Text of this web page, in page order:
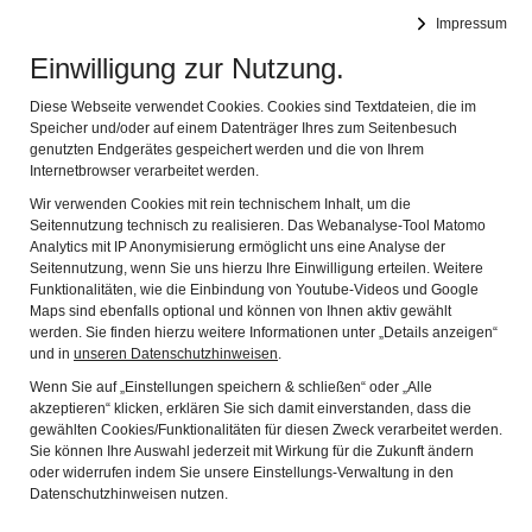
Impressum
Einwilligung zur Nutzung.
Diese Webseite verwendet Cookies. Cookies sind Textdateien, die im
Speicher und/oder auf einem Datenträger Ihres zum Seitenbesuch
genutzten Endgerätes gespeichert werden und die von Ihrem
Internetbrowser verarbeitet werden.
Wir verwenden Cookies mit rein technischem Inhalt, um die
Seitennutzung technisch zu realisieren. Das Webanalyse-Tool Matomo
Analytics mit IP Anonymisierung ermöglicht uns eine Analyse der
Seitennutzung, wenn Sie uns hierzu Ihre Einwilligung erteilen. Weitere
Funktionalitäten, wie die Einbindung von Youtube-Videos und Google
Maps sind ebenfalls optional und können von Ihnen aktiv gewählt
werden. Sie finden hierzu weitere Informationen unter „Details anzeigen“
und in unseren Datenschutzhinweisen.
Wenn Sie auf „Einstellungen speichern & schließen“ oder „Alle
akzeptieren“ klicken, erklären Sie sich damit einverstanden, dass die
gewählten Cookies/Funktionalitäten für diesen Zweck verarbeitet werden.
Sie können Ihre Auswahl jederzeit mit Wirkung für die Zukunft ändern
oder widerrufen indem Sie unsere Einstellungs-Verwaltung in den
Datenschutzhinweisen nutzen.
2013
EXPRESSION UND EMOTION
28. APRIL BIS 30. JUNI 2013
TÄGLICH 10 BIS 17 UHR
100 ORIGINALGRAFIKEN DEUTSCHER